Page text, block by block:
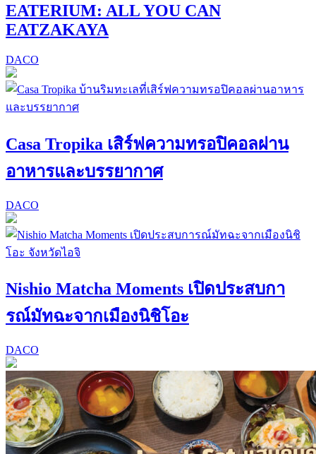
EATERIUM: ALL YOU CAN
EATZAKAYA
DACO
Casa Tropika เสิร์ฟความทรอปิคอลผ่าน
อาหารและบรรยากาศ
DACO
Nishio Matcha Moments เปิดประสบกา
รณ์มัทฉะจากเมืองนิชิโอะ
DACO